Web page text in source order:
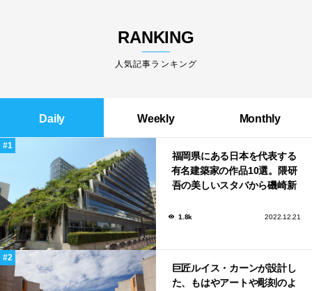
RANKING
人気記事ランキング
Daily Weekly Monthly
福岡県にある日本を代表する
有名建築家の作品10選。隈研
吾の美しいスタバから磯崎新
1.8k 2022.12.21
巨匠ルイス・カーンが設計し
た、もはやアートや彫刻のよ